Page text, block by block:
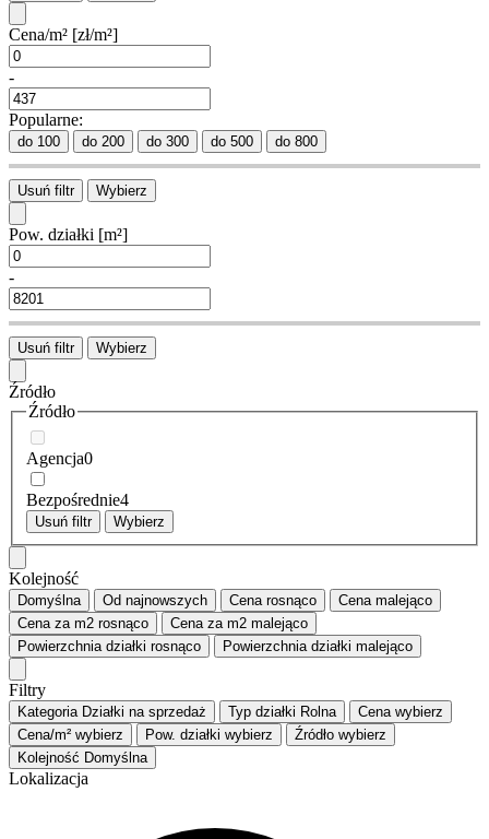
Cena/m² [zł/m²]
-
Popularne:
do 100 do 200 do 300 do 500 do 800
Usuń filtr Wybierz
Pow. działki [m²]
-
Usuń filtr Wybierz
Źródło
Źródło
Agencja0
Bezpośrednie4
Usuń filtr Wybierz
Kolejność
Domyślna Od najnowszych Cenarosnąco Cenamalejąco
Cena za m2 rosnąco Cena za m2 malejąco
Powierzchnia działki rosnąco Powierzchnia działki malejąco
Filtry
Kategoria Działki na sprzedaż Typ działki Rolna Cena wybierz
Cena/m² wybierz Pow. działki wybierz Źródło wybierz
Kolejność Domyślna
Lokalizacja